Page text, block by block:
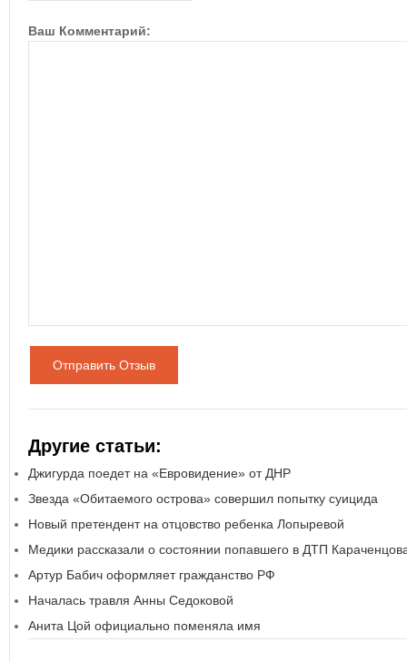
Ваш Комментарий:
Отправить Отзыв
Другие статьи:
Джигурда поедет на «Евровидение» от ДНР
Звезда «Обитаемого острова» совершил попытку суицида
Новый претендент на отцовство ребенка Лопыревой
Медики рассказали о состоянии попавшего в ДТП
Артур Бабич оформляет гражданство РФ
Началась травля Анны Седоковой
Анита Цой официально поменяла имя